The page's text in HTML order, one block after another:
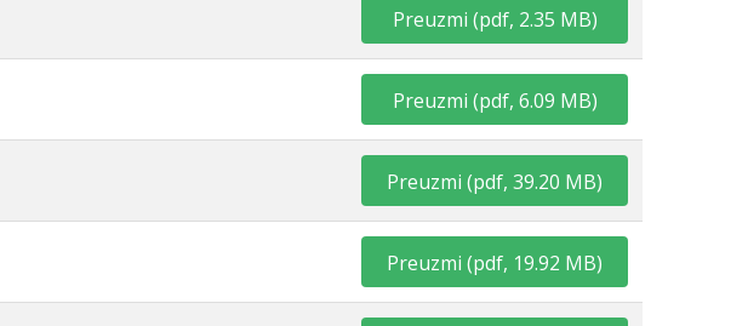
Preuzmi (pdf, 2.35 MB)
Preuzmi (pdf, 6.09 MB)
Preuzmi (pdf, 39.20 MB)
Preuzmi (pdf, 19.92 MB)